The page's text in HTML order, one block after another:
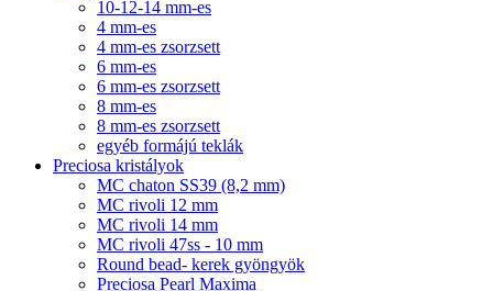
10-12-14 mm-es
4 mm-es
4 mm-es zsorzsett
6 mm-es
6 mm-es zsorzsett
8 mm-es
8 mm-es zsorzsett
egyéb formájú teklák
Preciosa kristályok
MC chaton SS39 (8,2 mm)
MC rivoli 12 mm
MC rivoli 14 mm
MC rivoli 47ss - 10 mm
Round bead- kerek gyöngyök
Preciosa Pearl Maxima